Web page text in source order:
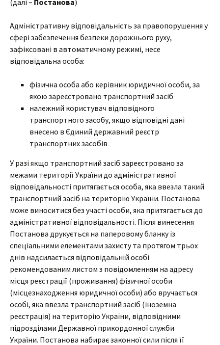
(далі – Постанова)
Адміністративну відповідальність за правопорушення у
сфері забезпечення безпеки дорожнього руху,
зафіксовані в автоматичному режимі, несе
відповідальна особа:
фізична особа або керівник юридичної особи, за
якою зареєстровано транспортний засіб
належний користувач відповідного
транспортного засобу, якщо відповідні дані
внесено в Єдиний державний реєстр
транспортних засобів
У разі якщо транспортний засіб зареєстровано за
межами території України до адміністративної
відповідальності притягається особа, яка ввезла такий
транспортний засіб на територію України. Постанова
може виноситися без участі особи, яка притягається до
адміністративної відповідальності. Після винесення
Постанова друкується на паперовому бланку із
спеціальними елементами захисту та протягом трьох
днів надсилається відповідальній особі
рекомендованим листом з повідомленням на адресу
місця реєстрації (проживання) фізичної особи
(місцезнаходження юридичної особи) або вручається
особі, яка ввезла транспортний засіб (іноземна
реєстрація) на територію України, відповідними
підрозділами Державної прикордонної служби
України. Постанова набирає законної сили після її